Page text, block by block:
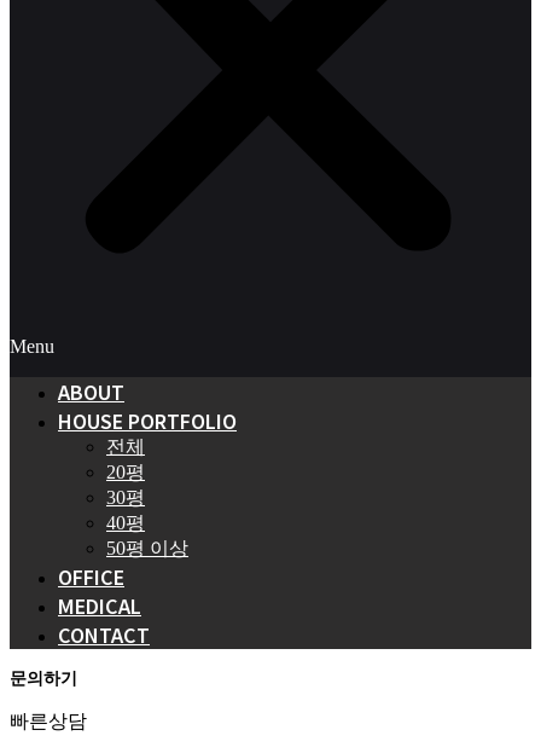
Menu
ABOUT
HOUSE PORTFOLIO
전체
20평
30평
40평
50평 이상
OFFICE
MEDICAL
CONTACT
문의하기
빠른상담